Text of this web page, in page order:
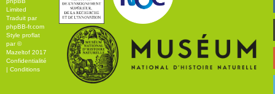
Limited
Traduit par
phpBB-fr.com
Style proflat
par ©
Mazeltof 2017
Confidentialité
| Conditions